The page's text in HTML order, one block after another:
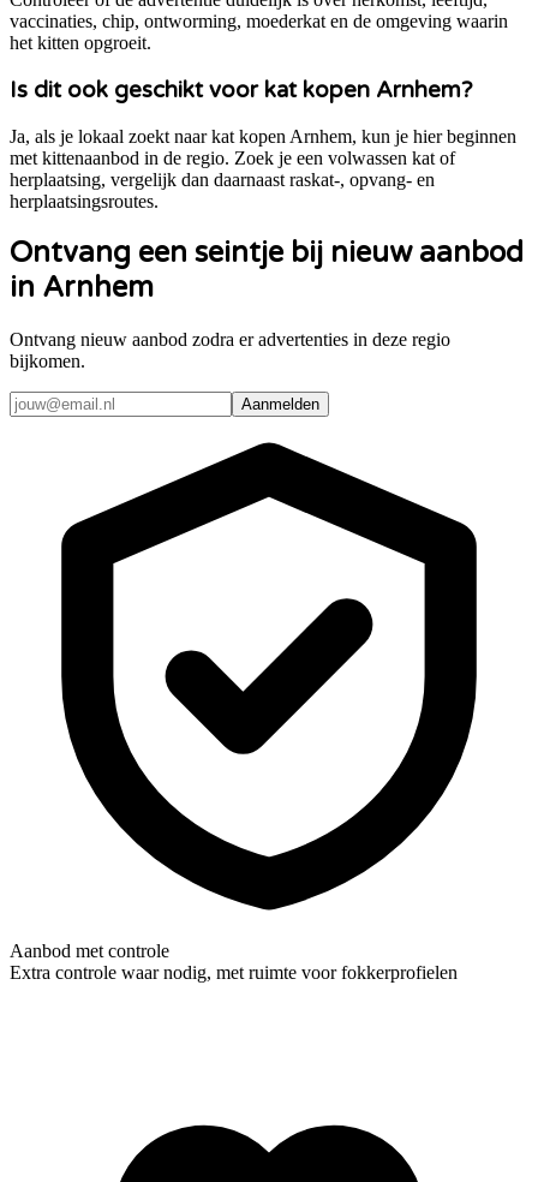
vaccinaties, chip, ontworming, moederkat en de omgeving waarin
het kitten opgroeit.
Is dit ook geschikt voor kat kopen Arnhem?
Ja, als je lokaal zoekt naar kat kopen Arnhem, kun je hier beginnen
met kittenaanbod in de regio. Zoek je een volwassen kat of
herplaatsing, vergelijk dan daarnaast raskat-, opvang- en
herplaatsingsroutes.
Ontvang een seintje bij nieuw aanbod
in Arnhem
Ontvang nieuw aanbod zodra er advertenties in deze regio
bijkomen.
Aanmelden
Aanbod met controle
Extra controle waar nodig, met ruimte voor fokkerprofielen